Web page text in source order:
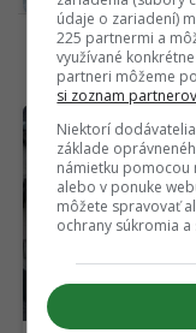
ĎALŠIE NOVÉ
údaje o zariadení)
225 partnermi a
využívané
partneri môžeme
si zoznam
Niektorí
základe
námietku pomocou
alebo v ponuke
môžete spravovať
ochrany súkromia